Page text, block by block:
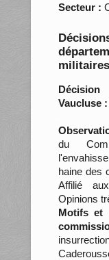
Secteur :
Vaucluse :
du
haine des
Affilié
Opinions
Motifs et